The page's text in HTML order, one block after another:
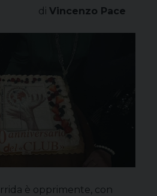
di Vincenzo Pace
è opprimente, con